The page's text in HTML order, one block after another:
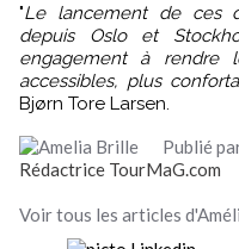
"Le lancement de ces
depuis Oslo et
engagement à rendre
accessibles, plus
Bjørn Tore Larsen.
Publié
Rédactrice TourMaG.com
Voir tous les articles